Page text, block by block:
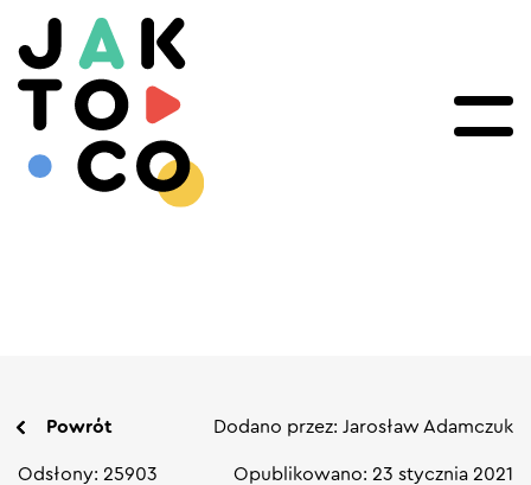
Powrót Dodano przez: Jarosław Adamczuk
Odsłony: 25903 Opublikowano: 23 stycznia 2021